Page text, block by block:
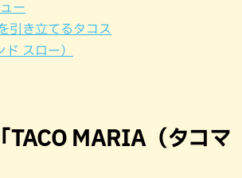
ー
引き立てるタコス
スロー）
TACO MARIA（タコマ